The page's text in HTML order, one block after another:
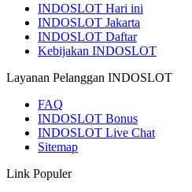
INDOSLOT Hari ini
INDOSLOT Jakarta
INDOSLOT Daftar
Kebijakan INDOSLOT
Layanan Pelanggan INDOSLOT
FAQ
INDOSLOT Bonus
INDOSLOT Live Chat
Sitemap
Link Populer